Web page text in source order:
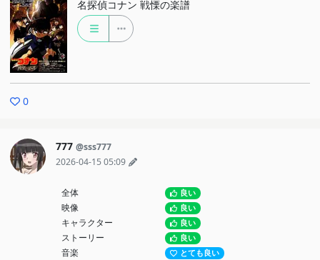
名探偵コナン 戦慄の楽譜
0
777 @sss777
2026-04-15 05:09
全体 良い
映像 良い
キャラクター 良い
ストーリー 良い
音楽 とても良い